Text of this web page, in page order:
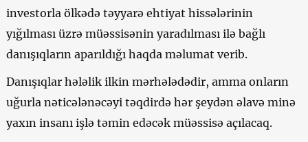
investorla ölkədə təyyarə ehtiyat hissələrinin
yığılması üzrə müəssisənin yaradılması ilə bağlı
danışıqların aparıldığı haqda məlumat verib.
Danışıqlar hələlik ilkin mərhələdədir, amma onların
uğurla nəticələnəcəyi təqdirdə hər şeydən əlavə minə
yaxın insanı işlə təmin edəcək müəssisə açılacaq.